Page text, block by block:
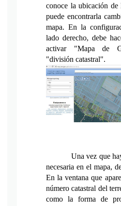
conoce la ubicación de
puede encontrarla
mapa. En la
lado derecho, debe
activar "Mapa de
"división catastral".
Una vez que
necesaria en el mapa,
En la ventana que
número catastral del
como la forma de